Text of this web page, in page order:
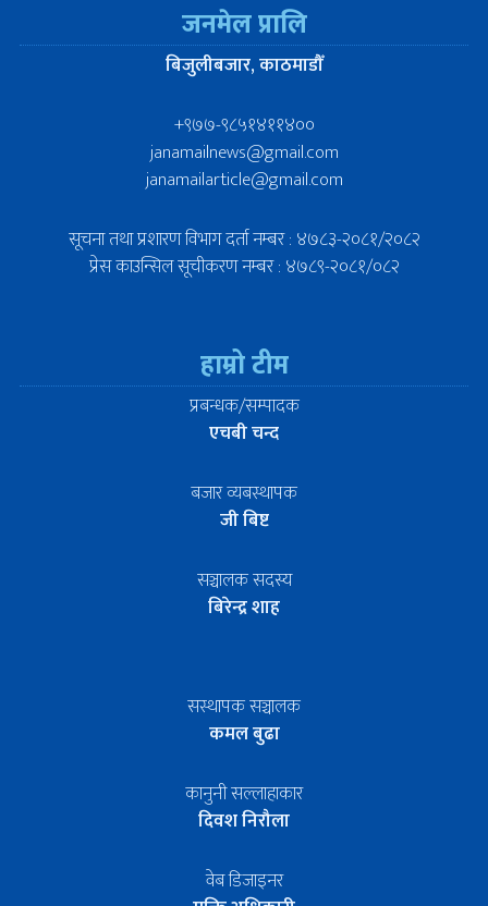
जनमेल प्रालि
बिजुलीबजार, काठमाडौँ
+९७७-९८५१४११४००
janamailnews@gmail.com
janamailarticle@gmail.com
सूचना तथा प्रशारण विभाग दर्ता नम्बर : ४७८३-२०८१/२०८२
प्रेस काउन्सिल सूचीकरण नम्बर : ४७८९-२०८१/०८२
हाम्रो टीम
प्रबन्धक/सम्पादक
एचबी चन्द
बजार व्यबस्थापक
जी बिष्ट
सञ्चालक सदस्य
बिरेन्द्र शाह
सस्थापक सञ्चालक
कमल बुढा
कानुनी सल्लाहाकार
दिवश निरौला
वेब डिजाइनर